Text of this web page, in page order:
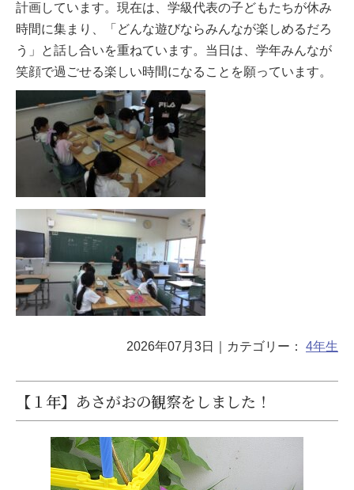
計画しています。現在は、学級代表の子どもたちが休み
時間に集まり、「どんな遊びならみんなが楽しめるだろ
う」と話し合いを重ねています。当日は、学年みんなが
笑顔で過ごせる楽しい時間になることを願っています。
2026年07月3日 ｜カテゴリー： 4年生
【１年】あさがおの観察をしました！